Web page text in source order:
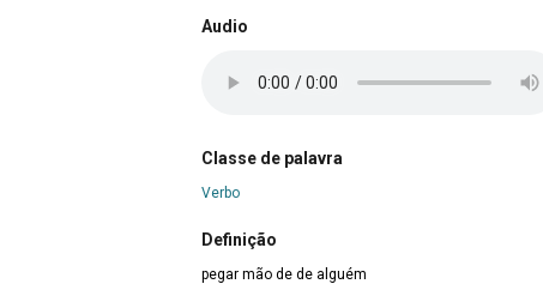
Audio
Classe de palavra
Verbo
Definição
pegar mão de de alguém